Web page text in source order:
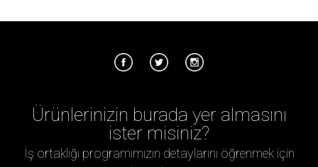
Ürünlerinizin burada yer almasını
ister misiniz?
İş ortaklığı programımızın detaylarını öğrenmek için